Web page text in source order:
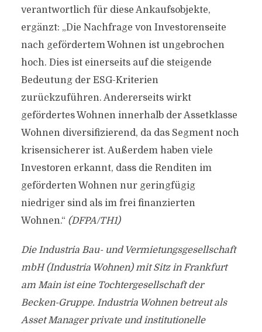
verantwortlich für diese Ankaufsobjekte,
ergänzt: „Die Nachfrage von Investorenseite
nach gefördertem Wohnen ist ungebrochen
hoch. Dies ist einerseits auf die steigende
Bedeutung der ESG-Kriterien
zurückzuführen. Andererseits wirkt
gefördertes Wohnen innerhalb der Assetklasse
Wohnen diversifizierend, da das Segment noch
krisensicherer ist. Außerdem haben viele
Investoren erkannt, dass die Renditen im
geförderten Wohnen nur geringfügig
niedriger sind als im frei finanzierten
Wohnen.“ (DFPA/TH1)
Die Industria Bau- und Vermietungsgesellschaft
mbH (Industria Wohnen) mit Sitz in Frankfurt
am Main ist eine Tochtergesellschaft der
Becken-Gruppe. Industria Wohnen betreut als
Asset Manager private und institutionelle